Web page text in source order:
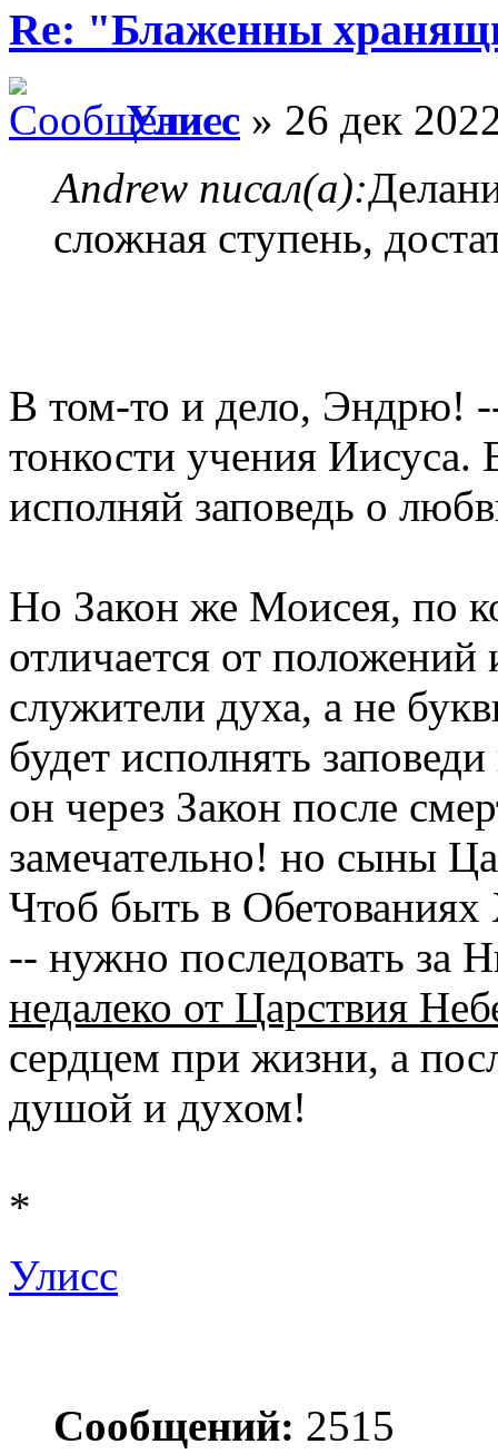
Re: "Блаженны
Улисс » 26 дек
Andrew писал(а):
сложная ступень,
В том-то и дело, Эндрю!
тонкости учения Иисуса.
исполняй заповедь о
Но Закон же Моисея, по
отличается от
служители духа, а не
будет исполнять
он через Закон после
замечательно! но сыны
Чтоб быть в
-- нужно последовать за
недалеко от Царствия
сердцем при жизни, а
душой и духом!
*
Улисс
Сообщений: 2515